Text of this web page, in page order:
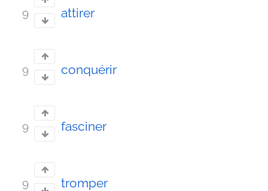
9 attirer
9 conquérir
9 fasciner
9 tromper